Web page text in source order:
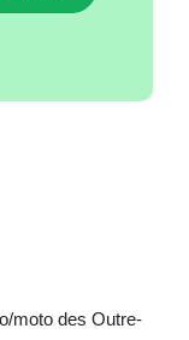
moto des Outre-